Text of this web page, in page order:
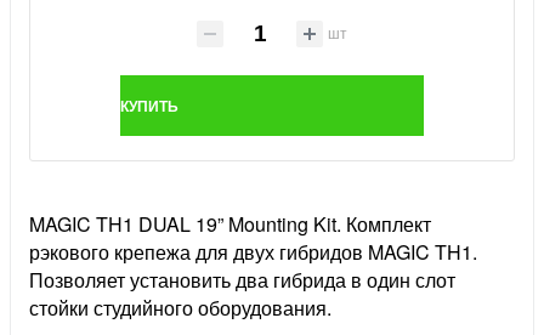
шт
КУПИТЬ
MAGIC TH1 DUAL 19” Mounting Kit. Комплект
рэкового крепежа для двух гибридов MAGIC TH1.
Позволяет установить два гибрида в один слот
стойки студийного оборудования.